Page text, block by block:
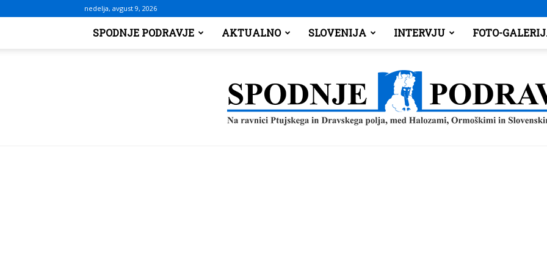
nedelja, avgust 9, 2026
SPODNJE PODRAVJE AKTUALNO SLOVENIJA INTERVJU FOTO-